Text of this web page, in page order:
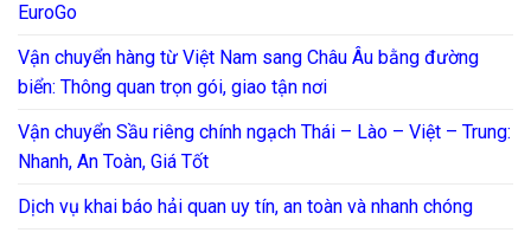
EuroGo
Vận chuyển hàng từ Việt Nam sang Châu Âu bằng đường
biển: Thông quan trọn gói, giao tận nơi
Vận chuyển Sầu riêng chính ngạch Thái – Lào – Việt – Trung:
Nhanh, An Toàn, Giá Tốt
Dịch vụ khai báo hải quan uy tín, an toàn và nhanh chóng